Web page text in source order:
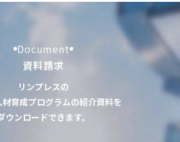
Document
資料請求
リンプレスの
材育成プログラムの紹介資料を
ウンロードできます。